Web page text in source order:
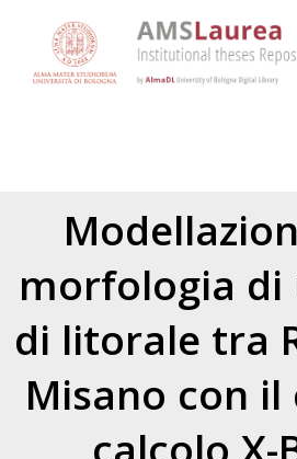
morfologia
di litorale tra
Misano con il